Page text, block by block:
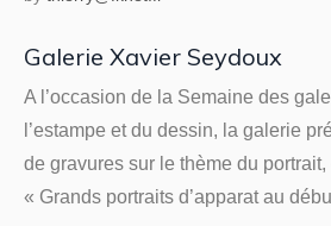
Galerie Xavier Seydoux
A l’occasion de la Semaine des
l’estampe et du dessin, la galerie
de gravures sur le thème du
« Grands portraits d’apparat au